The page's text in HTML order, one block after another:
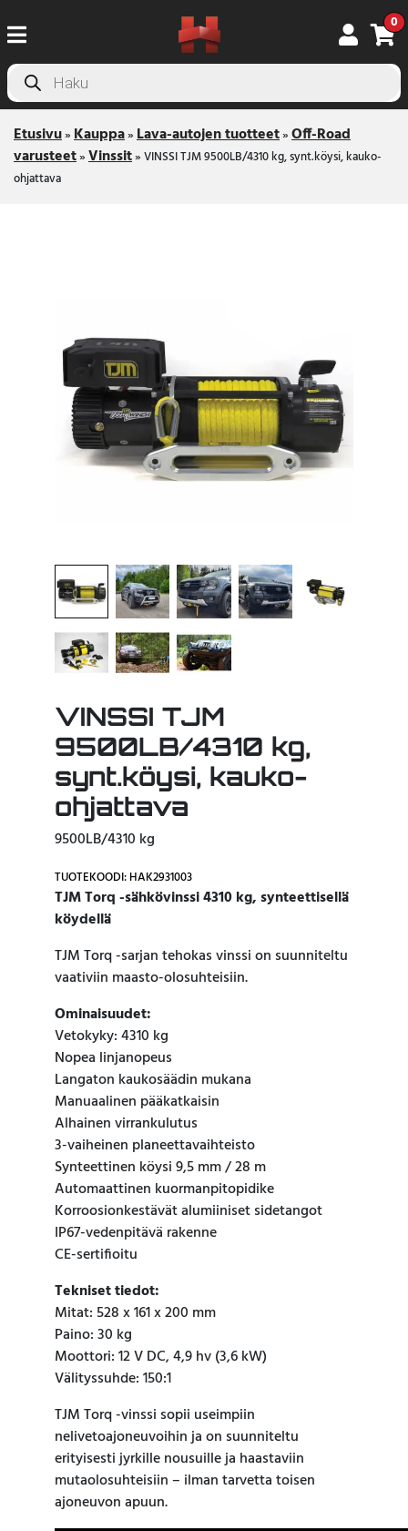
0
Products
search
Etusivu»Kauppa»Lava-autojen tuotteet»Off-Road
varusteet»Vinssit»VINSSI TJM 9500LB/4310 kg, synt.köysi, kauko-
ohjattava
VINSSI TJM
9500LB/4310 kg,
synt.köysi, kauko-
ohjattava
9500LB/4310 kg
TUOTEKOODI: HAK2931003
TJM Torq -sähkövinssi 4310 kg, synteettisellä
köydellä
TJM Torq -sarjan tehokas vinssi on suunniteltu
vaativiin maasto-olosuhteisiin.
Ominaisuudet:
Vetokyky: 4310 kg
Nopea linjanopeus
Langaton kaukosäädin mukana
Manuaalinen pääkatkaisin
Alhainen virrankulutus
3-vaiheinen planeettavaihteisto
Synteettinen köysi 9,5 mm / 28 m
Automaattinen kuormanpitopidike
Korroosionkestävät alumiiniset sidetangot
IP67-vedenpitävä rakenne
CE-sertifioitu
Tekniset tiedot:
Mitat: 528 x 161 x 200 mm
Paino: 30 kg
Moottori: 12 V DC, 4,9 hv (3,6 kW)
Välityssuhde: 150:1
TJM Torq -vinssi sopii useimpiin
nelivetoajoneuvoihin ja on suunniteltu
erityisesti jyrkille nousuille ja haastaviin
mutaolosuhteisiin – ilman tarvetta toisen
ajoneuvon apuun.